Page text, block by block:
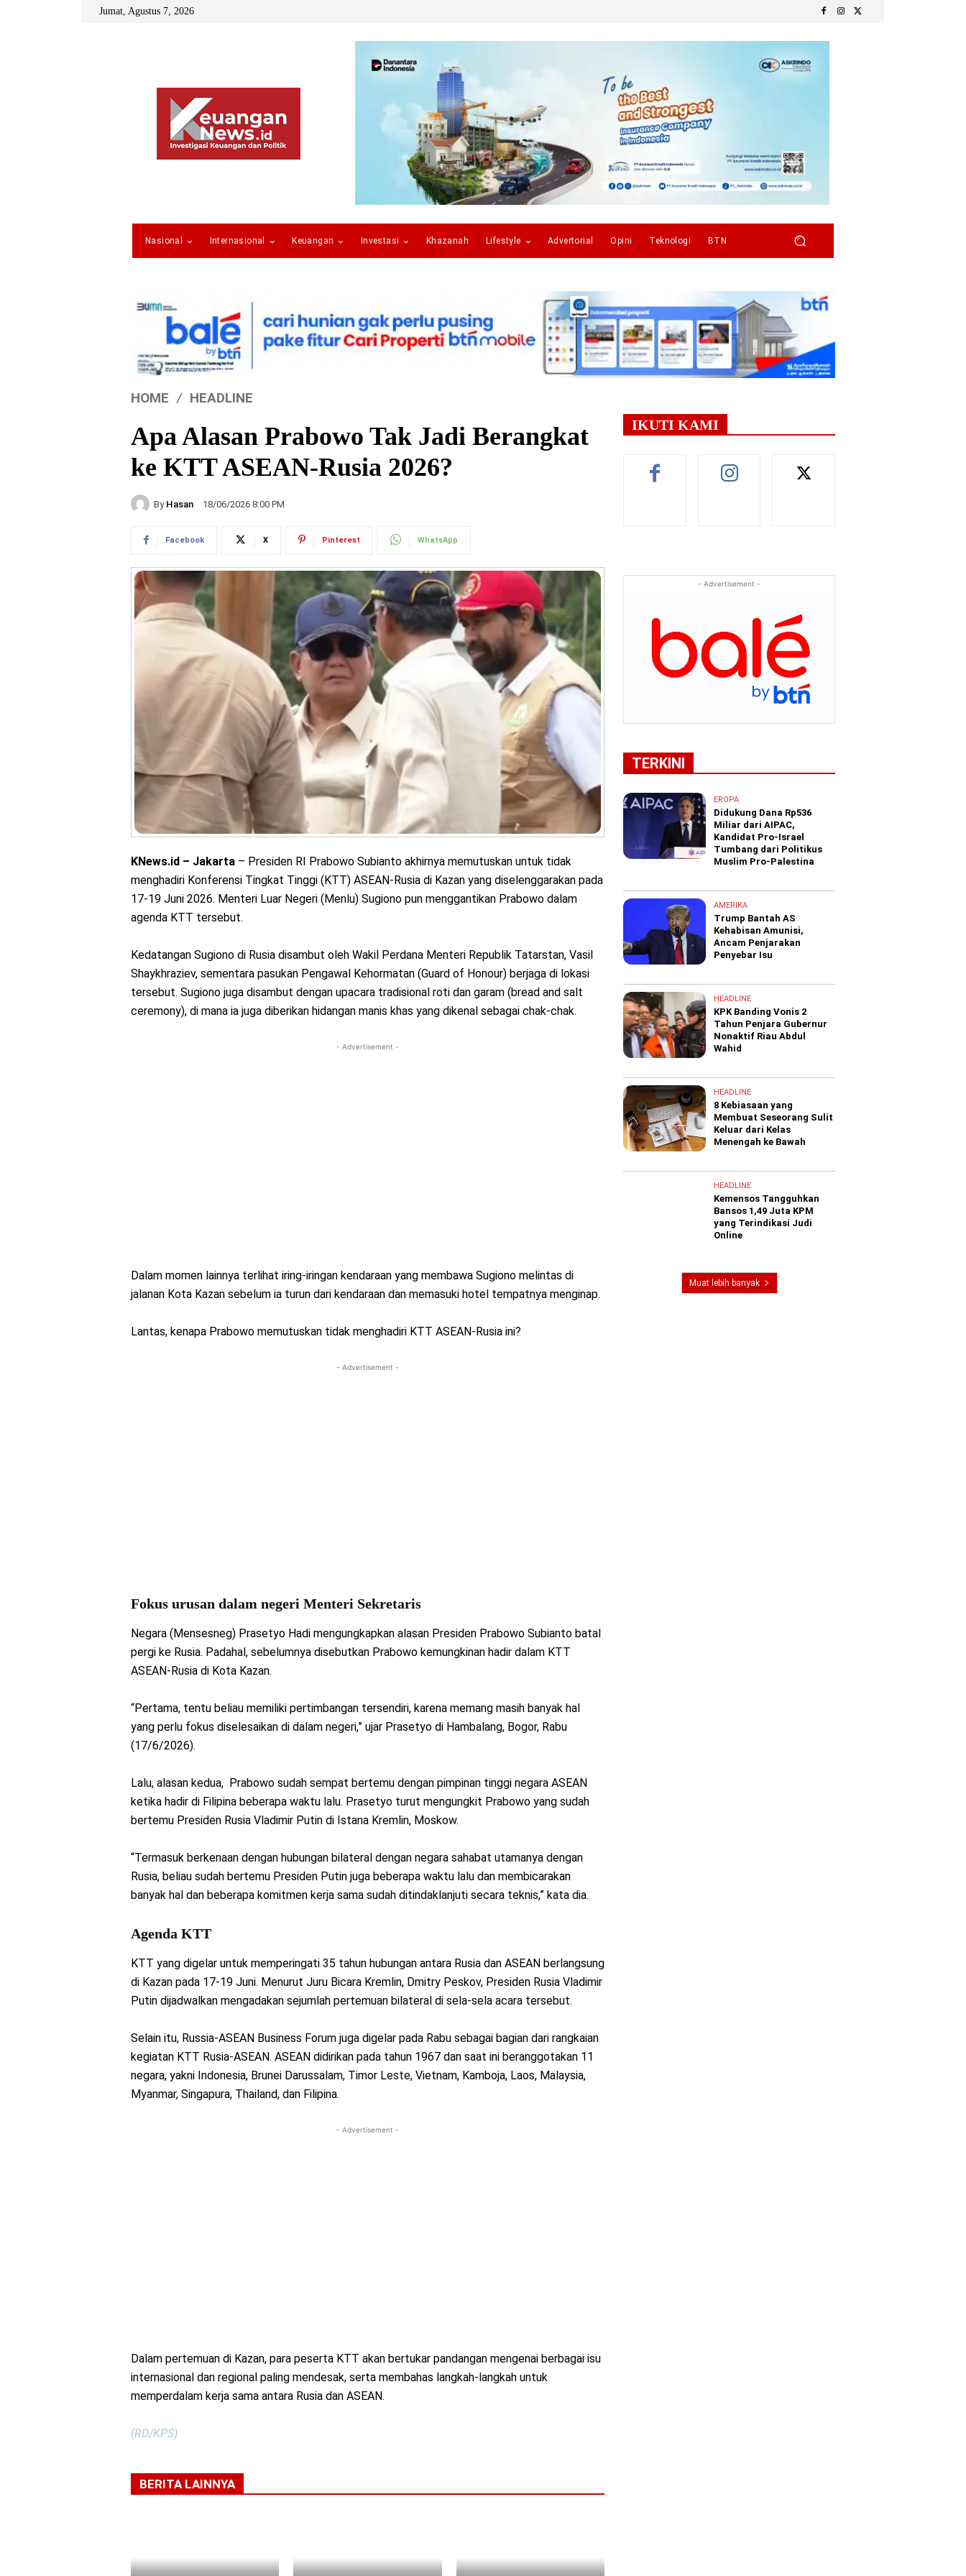
Jumat, Agustus 7, 2026
Nasional Internasional Keuangan Investasi Khazanah Lifestyle Advertorial Opini Teknologi BTN
HOME HEADLINE
Apa Alasan Prabowo Tak Jadi Berangkat
ke KTT ASEAN-Rusia 2026?
By Hasan 18/06/2026 8:00 PM
Facebook X Pinterest WhatsApp
KNews.id – Jakarta – Presiden RI Prabowo Subianto akhirnya memutuskan untuk tidak
menghadiri Konferensi Tingkat Tinggi (KTT) ASEAN-Rusia di Kazan yang diselenggarakan pada
17-19 Juni 2026. Menteri Luar Negeri (Menlu) Sugiono pun menggantikan Prabowo dalam
agenda KTT tersebut.
Kedatangan Sugiono di Rusia disambut oleh Wakil Perdana Menteri Republik Tatarstan, Vasil
Shaykhraziev, sementara pasukan Pengawal Kehormatan (Guard of Honour) berjaga di lokasi
tersebut. Sugiono juga disambut dengan upacara tradisional roti dan garam (bread and salt
ceremony), di mana ia juga diberikan hidangan manis khas yang dikenal sebagai chak-chak.
- Advertisement -
Dalam momen lainnya terlihat iring-iringan kendaraan yang membawa Sugiono melintas di
jalanan Kota Kazan sebelum ia turun dari kendaraan dan memasuki hotel tempatnya menginap.
Lantas, kenapa Prabowo memutuskan tidak menghadiri KTT ASEAN-Rusia ini?
- Advertisement -
Fokus urusan dalam negeri Menteri Sekretaris
Negara (Mensesneg) Prasetyo Hadi mengungkapkan alasan Presiden Prabowo Subianto batal
pergi ke Rusia. Padahal, sebelumnya disebutkan Prabowo kemungkinan hadir dalam KTT
ASEAN-Rusia di Kota Kazan.
“Pertama, tentu beliau memiliki pertimbangan tersendiri, karena memang masih banyak hal
yang perlu fokus diselesaikan di dalam negeri,” ujar Prasetyo di Hambalang, Bogor, Rabu
(17/6/2026).
Lalu, alasan kedua, Prabowo sudah sempat bertemu dengan pimpinan tinggi negara ASEAN
ketika hadir di Filipina beberapa waktu lalu. Prasetyo turut mengungkit Prabowo yang sudah
bertemu Presiden Rusia Vladimir Putin di Istana Kremlin, Moskow.
“Termasuk berkenaan dengan hubungan bilateral dengan negara sahabat utamanya dengan
Rusia, beliau sudah bertemu Presiden Putin juga beberapa waktu lalu dan membicarakan
banyak hal dan beberapa komitmen kerja sama sudah ditindaklanjuti secara teknis,” kata dia.
Agenda KTT
KTT yang digelar untuk memperingati 35 tahun hubungan antara Rusia dan ASEAN berlangsung
di Kazan pada 17-19 Juni. Menurut Juru Bicara Kremlin, Dmitry Peskov, Presiden Rusia Vladimir
Putin dijadwalkan mengadakan sejumlah pertemuan bilateral di sela-sela acara tersebut.
Selain itu, Russia-ASEAN Business Forum juga digelar pada Rabu sebagai bagian dari rangkaian
kegiatan KTT Rusia-ASEAN. ASEAN didirikan pada tahun 1967 dan saat ini beranggotakan 11
negara, yakni Indonesia, Brunei Darussalam, Timor Leste, Vietnam, Kamboja, Laos, Malaysia,
Myanmar, Singapura, Thailand, dan Filipina.
- Advertisement -
Dalam pertemuan di Kazan, para peserta KTT akan bertukar pandangan mengenai berbagai isu
internasional dan regional paling mendesak, serta membahas langkah-langkah untuk
memperdalam kerja sama antara Rusia dan ASEAN.
(RD/KPS)
BERITA LAINNYA
IKUTI KAMI
- Advertisement -
TERKINI
EROPA
Didukung Dana Rp536
Miliar dari AIPAC,
Kandidat Pro-Israel
Tumbang dari Politikus
Muslim Pro-Palestina
AMERIKA
Trump Bantah AS
Kehabisan Amunisi,
Ancam Penjarakan
Penyebar Isu
HEADLINE
KPK Banding Vonis 2
Tahun Penjara Gubernur
Nonaktif Riau Abdul
Wahid
HEADLINE
8 Kebiasaan yang
Membuat Seseorang Sulit
Keluar dari Kelas
Menengah ke Bawah
HEADLINE
Kemensos Tangguhkan
Bansos 1,49 Juta KPM
yang Terindikasi Judi
Online
Muat lebih banyak